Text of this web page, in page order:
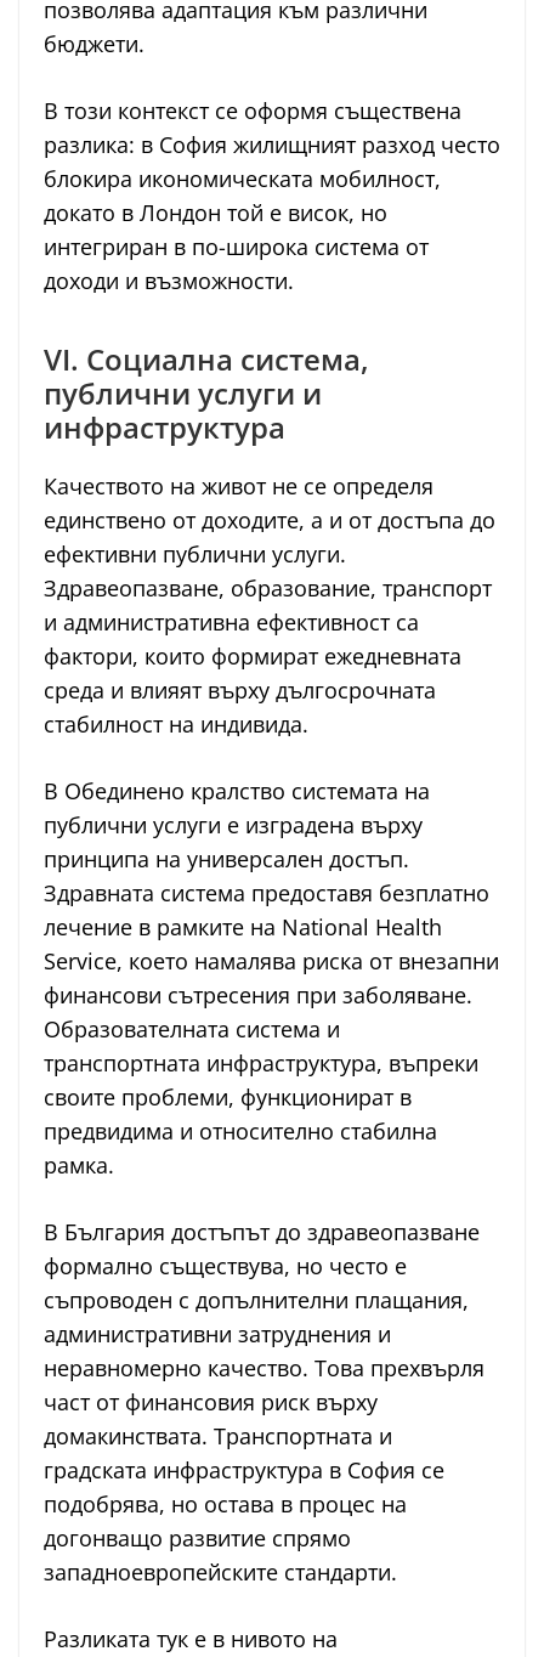
позволява адаптация към различни
бюджети.
В този контекст се оформя съществена
разлика: в София жилищният разход често
блокира икономическата мобилност,
докато в Лондон той е висок, но
интегриран в по-широка система от
доходи и възможности.
VI. Социална система,
публични услуги и
инфраструктура
Качеството на живот не се определя
единствено от доходите, а и от достъпа до
ефективни публични услуги.
Здравеопазване, образование, транспорт
и административна ефективност са
фактори, които формират ежедневната
среда и влияят върху дългосрочната
стабилност на индивида.
В Обединено кралство системата на
публични услуги е изградена върху
принципа на универсален достъп.
Здравната система предоставя безплатно
лечение в рамките на National Health
Service, което намалява риска от внезапни
финансови сътресения при заболяване.
Образователната система и
транспортната инфраструктура, въпреки
своите проблеми, функционират в
предвидима и относително стабилна
рамка.
В България достъпът до здравеопазване
формално съществува, но често е
съпроводен с допълнителни плащания,
административни затруднения и
неравномерно качество. Това прехвърля
част от финансовия риск върху
домакинствата. Транспортната и
градската инфраструктура в София се
подобрява, но остава в процес на
догонващо развитие спрямо
западноевропейските стандарти.
Разликата тук е в нивото на